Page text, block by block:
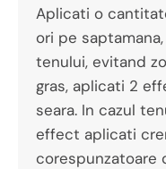
Aplicati o
ori pe
tenului, evitand
gras, aplicati 2
seara. In cazul
effect aplicati
corespunzatoare